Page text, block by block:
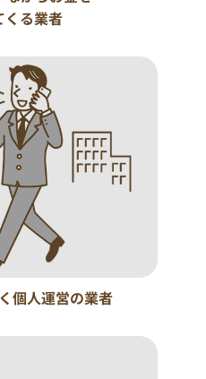
くる業者
個人運営の業者